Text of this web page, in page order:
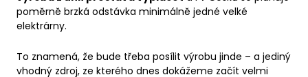
poměrně brzká odstávka minimálně jedné velké
elektrárny.
To znamená, že bude třeba posílit výrobu jinde – a jediný
vhodný zdroj, ze kterého dnes dokážeme začít velmi